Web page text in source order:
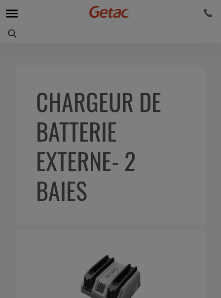
CHARGEUR DE
BATTERIE
EXTERNE- 2
BAIES